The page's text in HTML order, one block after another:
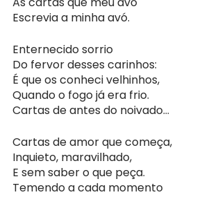
Escrevia a minha avó.
Enternecido sorrio
Do fervor desses carinhos:
É que os conheci velhinhos,
Quando o fogo já era frio.
Cartas de antes do noivado…
Cartas de amor que começa,
Inquieto, maravilhado,
E sem saber o que peça.
Temendo a cada momento